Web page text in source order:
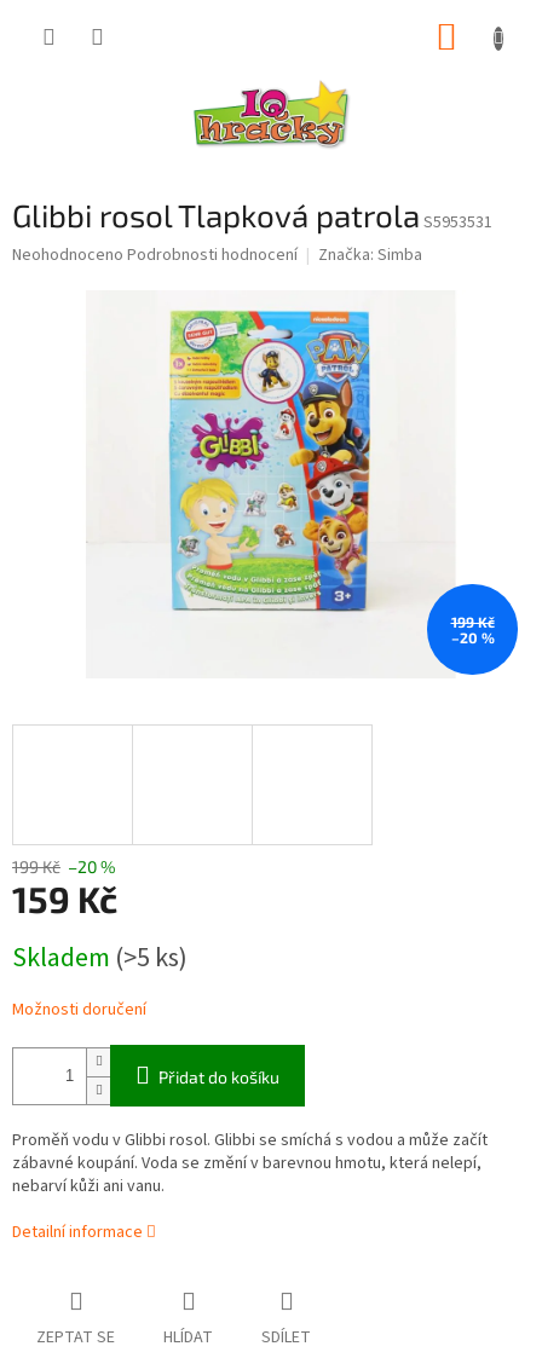
Glibbi rosol Tlapková patrola S5953531
Průměrné
Neohodnoceno Podrobnosti hodnocení Značka: Simba
199 Kč
–20 %
199 Kč –20 %
159 Kč
cena:
Skladem (>5 ks)
Možnosti doručení
Přidat do košíku
Proměň vodu v Glibbi rosol. Glibbi se smíchá s vodou a může začít
zábavné koupání. Voda se změní v barevnou hmotu, která nelepí,
nebarví kůži ani vanu.
Detailní informace
ZEPTAT SE HLÍDAT SDÍLET